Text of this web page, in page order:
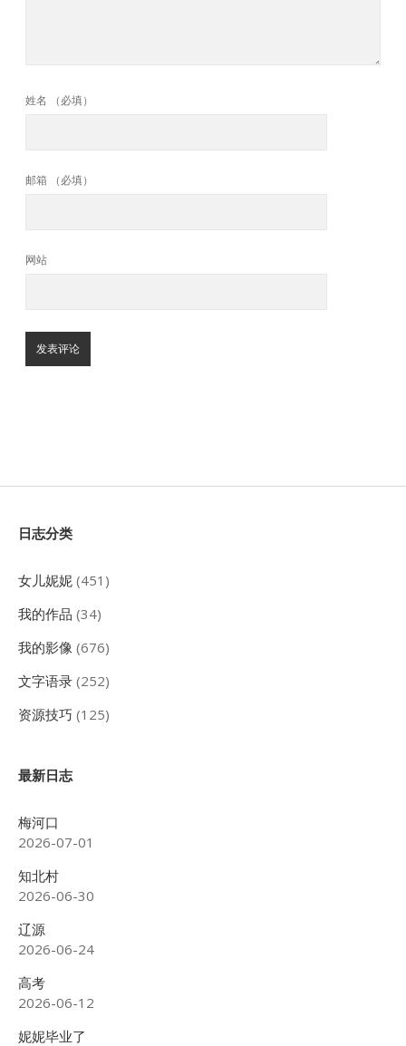
姓名 （必填）
邮箱 （必填）
网站
Sidebar
日志分类
女儿妮妮 (451)
我的作品 (34)
我的影像 (676)
文字语录 (252)
资源技巧 (125)
最新日志
梅河口
2026-07-01
知北村
2026-06-30
辽源
2026-06-24
高考
2026-06-12
妮妮毕业了